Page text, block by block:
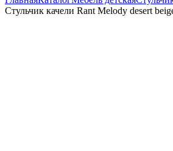
Стульчик качели Rant Melody desert